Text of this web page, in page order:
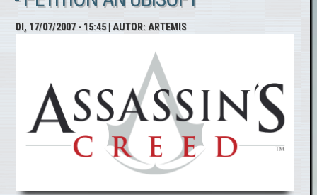
DI, 17/07/2007 - 15:45| AUTOR: ARTEMIS